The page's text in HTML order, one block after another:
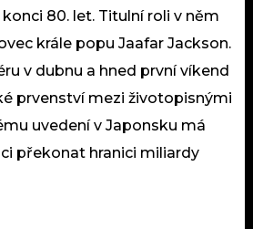
80. let. Titulní roli v něm
krále popu Jaafar Jackson.
v dubnu a hned první víkend
prvenství mezi životopisnými
uvedení v Japonsku má
překonat hranici miliardy